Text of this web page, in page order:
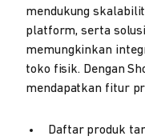
mendukung
platform, serta
memungkinkan
toko fisik. Dengan
mendapatkan fitur
Daftar produk